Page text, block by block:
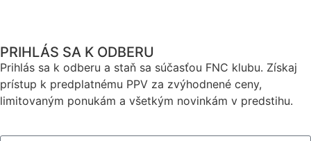
PRIHLÁS SA K ODBERU
Prihlás sa k odberu a staň sa súčasťou FNC klubu. Získaj
prístup k predplatnému PPV za zvýhodnené ceny,
limitovaným ponukám a všetkým novinkám v predstihu.